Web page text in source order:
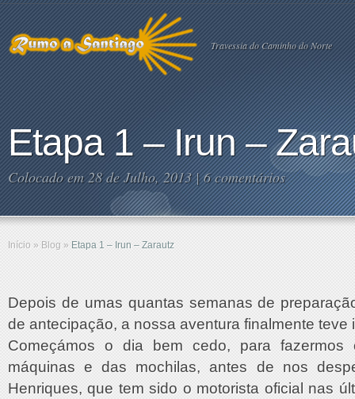
Travessia do Caminho do Norte
Etapa 1 – Irun –
Colocado em 28 de Julho, 2013 |6 comentários
Início » Blog » Etapa 1 – Irun – Zarautz
Depois de umas quantas semanas de
de antecipação, a nossa aventura finalmente teve
Começámos o dia bem cedo, para fazermos
máquinas e das mochilas, antes de nos
Henriques, que tem sido o motorista oficial nas